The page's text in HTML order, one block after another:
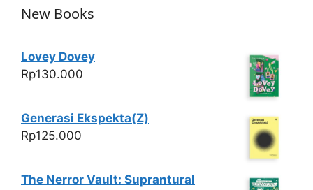
New Books
Lovey Dovey
Rp130.000
Generasi Ekspekta(Z)
Rp125.000
The Nerror Vault: Suprantural